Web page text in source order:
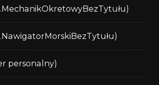
personalny)